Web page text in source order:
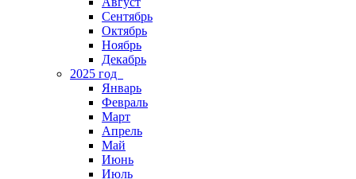
Сентябрь
Октябрь
Ноябрь
Декабрь
2025 год
Январь
Февраль
Март
Апрель
Май
Июнь
Июль